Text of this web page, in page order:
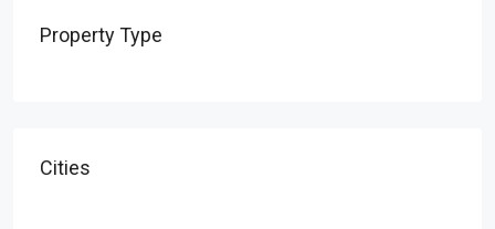
Property Type
Cities